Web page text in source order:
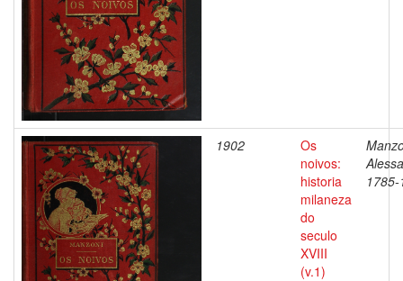
1902
Os
noivos:
historia
milaneza
do
seculo
XVIII
(v.1)